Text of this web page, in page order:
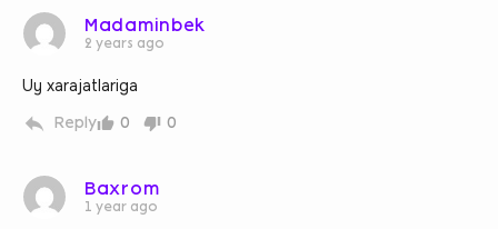
Madaminbek
2 years ago
Uy xarajatlariga
0 0
Reply
Baxrom
1 year ago